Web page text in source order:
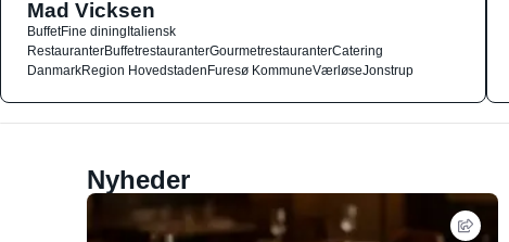
Mad Vicksen
BuffetFine diningItaliensk
RestauranterBuffetrestauranterGourmetrestauranterCatering
DanmarkRegion HovedstadenFuresø KommuneVærløseJonstrup
Nyheder